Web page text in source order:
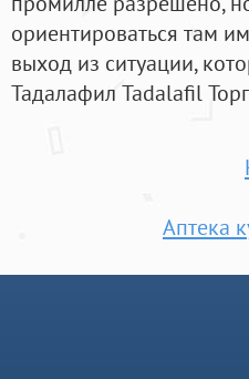
ориентироваться там
выход из ситуации,
Тадалафил Tadalafil
Аптека